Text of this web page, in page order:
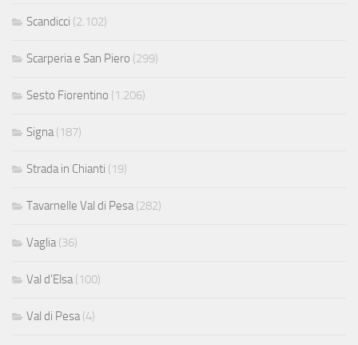
Scandicci (2.102)
Scarperia e San Piero (299)
Sesto Fiorentino (1.206)
Signa(187)
Strada in Chianti (19)
Tavarnelle Val di Pesa(282)
Vaglia(36)
Val d'Elsa(100)
Val di Pesa(4)